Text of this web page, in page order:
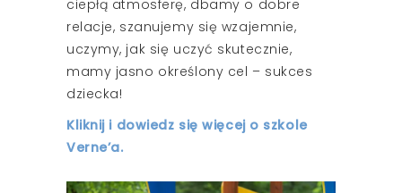
ciepłą atmosferę, dbamy o dobre
relacje, szanujemy się wzajemnie,
uczymy, jak się uczyć skutecznie,
mamy jasno określony cel – sukces
dziecka!
Kliknij i dowiedz się więcej o szkole
Verne’a.